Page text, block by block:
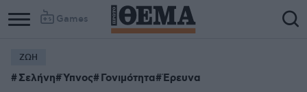
Games
ΖΩΗ
Σελήνη Ύπνος Γονιμότητα Έρευνα